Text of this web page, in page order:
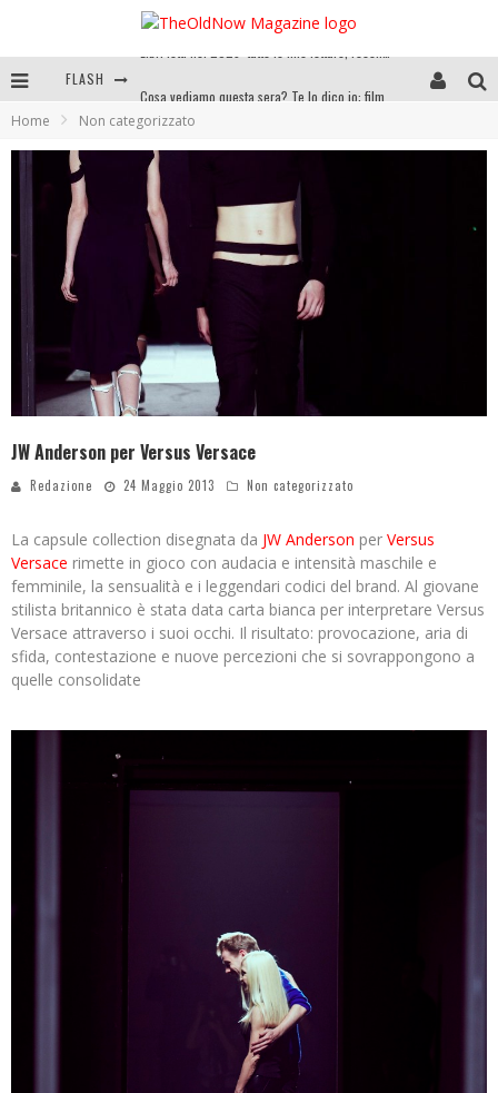
FLASH
SEE YOU AT 5 | Chanel
Home Non categorizzato
JW Anderson per Versus Versace
Redazione 24 Maggio 2013 Non categorizzato
La capsule collection disegnata da JW Anderson per Versus
Versace rimette in gioco con audacia e intensità maschile e
femminile, la sensualità e i leggendari codici del brand. Al giovane
stilista britannico è stata data carta bianca per interpretare Versus
Versace attraverso i suoi occhi. Il risultato: provocazione, aria di
sfida, contestazione e nuove percezioni che si sovrappongono a
quelle consolidate